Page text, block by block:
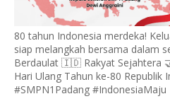
80 tahun Indonesia merdeka!
siap melangkah bersama dalam
Berdaulat 🇮🇩 Rakyat Sejahtera
Hari Ulang Tahun ke-80 Republik
#SMPN1Padang #IndonesiaMaju